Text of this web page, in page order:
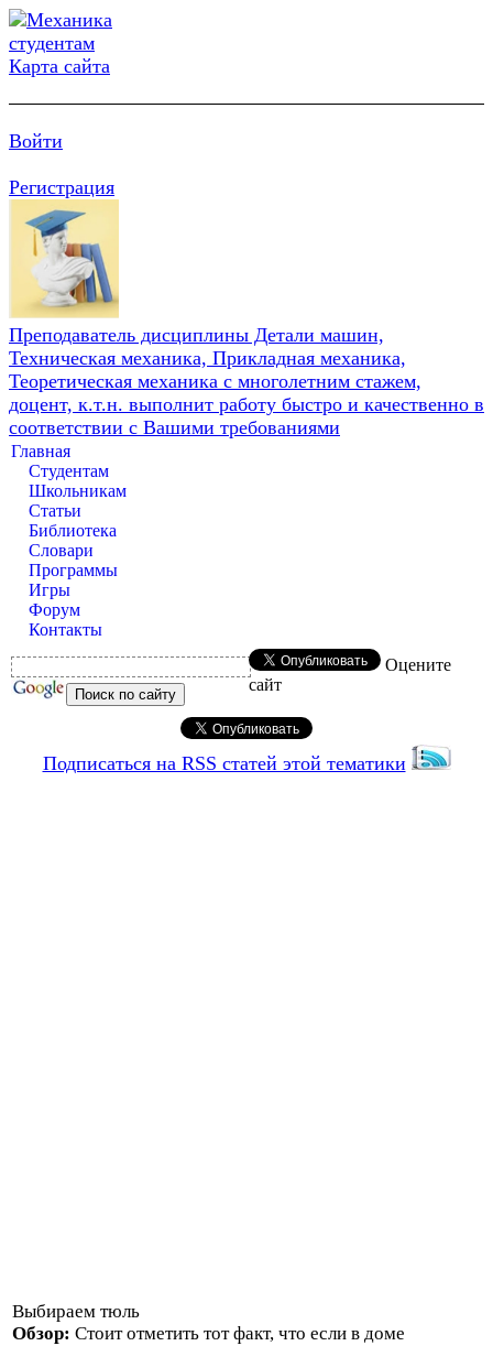
Карта сайта
Войти
Регистрация
Преподаватель дисциплины Детали машин,
Техническая механика, Прикладная механика,
Теоретическая механика с многолетним стажем,
доцент, к.т.н. выполнит работу быстро и качественно в
соответствии с Вашими требованиями
Главная
Студентам
Школьникам
Статьи
Библиотека
Словари
Программы
Игры
Форум
Контакты
Оцените
сайт
Подписаться на RSS статей этой тематики
Выбираем тюль
Обзор: Стоит отметить тот факт, что если в доме